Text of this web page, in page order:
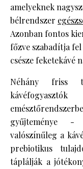
amelyeknek
bélrendszer
Azonban fontos
főzve szabadítja
csésze feketekávé
Néhány friss
gyűjteménye -
valószínűleg a
prebiotikus
táplálják a